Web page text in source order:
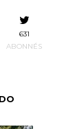
631
ABONNÉS